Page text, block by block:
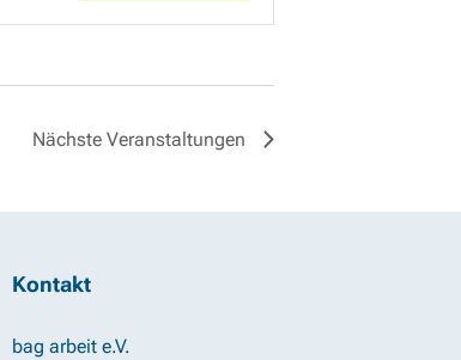
Nächste Veranstaltungen
Kontakt
bag arbeit e.V.